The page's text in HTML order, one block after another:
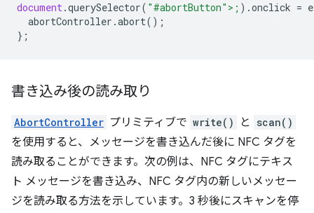
document.querySelector( "#abortButton">; ).onclick =
abortController .abort();
};
書き込み後の読み取り
AbortController プリミティブで write() と scan()
を使用すると、メッセージを書き込んだ後に NFC タグを
読み取ることができます。次の例は、NFC タグにテキス
ト メッセージを書き込み、NFC タグ内の新しいメッセー
ジを読み取る方法を示しています。3 秒後にスキャンを停